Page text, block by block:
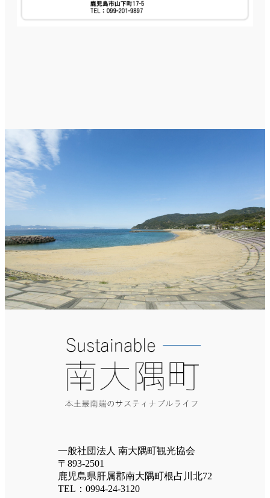
一般社団法人 南大隅町観光協会
〒893-2501
鹿児島県肝属郡南大隅町根占川北72
TEL：0994-24-3120